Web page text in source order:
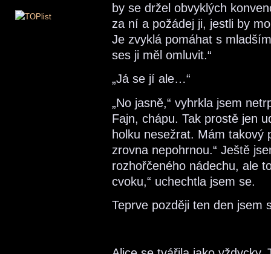
by se držel obvyklých
za ní a požádej ji, jestli by
Je zvyklá pomáhat s
ses ji měl omluvit.“
„Já se jí ale…“
„No jasně,“ vyhrkla jsem
Fajn, chápu. Tak prostě jen
holku nesežrat. Mám takový
zrovna nepohrnou.“ Ještě
rozhořčeného nádechu, ale
cvoku,“ uchechtla jsem se.
Teprve později ten den jsem